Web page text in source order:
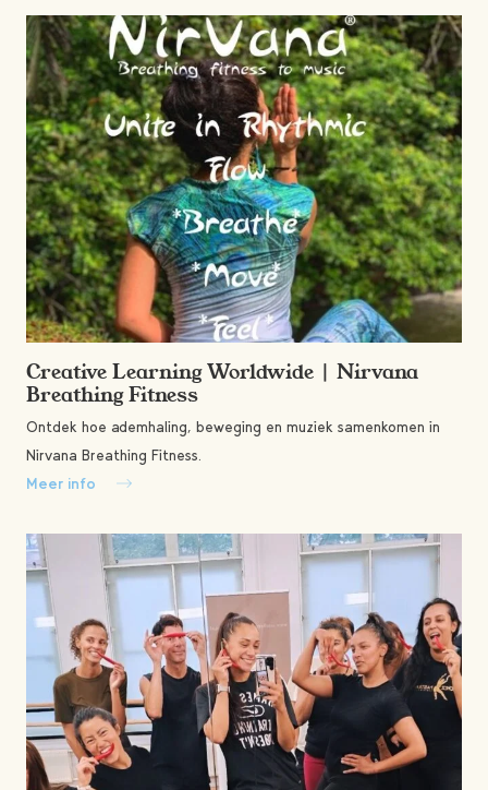
Creative Learning Worldwide | Nirvana
Breathing Fitness
Ontdek hoe ademhaling, beweging en muziek samenkomen in
Nirvana Breathing Fitness.
Meer info